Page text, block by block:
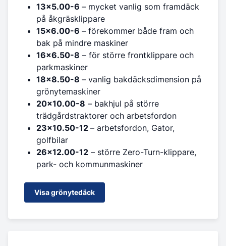
13x5.00-6 – mycket vanlig som framdäck
på åkgräsklippare
15x6.00-6 – förekommer både fram och
bak på mindre maskiner
16x6.50-8 – för större frontklippare och
parkmaskiner
18x8.50-8 – vanlig bakdäcksdimension på
grönytemaskiner
20x10.00-8 – bakhjul på större
trädgårdstraktorer och arbetsfordon
23x10.50-12 – arbetsfordon, Gator,
golfbilar
26x12.00-12 – större Zero-Turn-klippare,
park- och kommunmaskiner
Visa grönytedäck